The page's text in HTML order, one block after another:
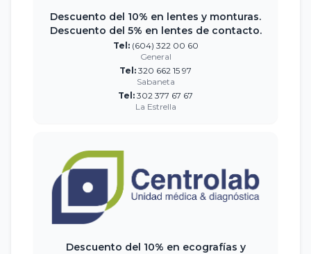
Descuento del 10% en lentes y monturas.
Descuento del 5% en lentes de contacto.
Tel:(604) 322 00 60
General
Tel: 320 662 15 97
Sabaneta
Tel: 302 377 67 67
La Estrella
Descuento del 10% en ecografías y